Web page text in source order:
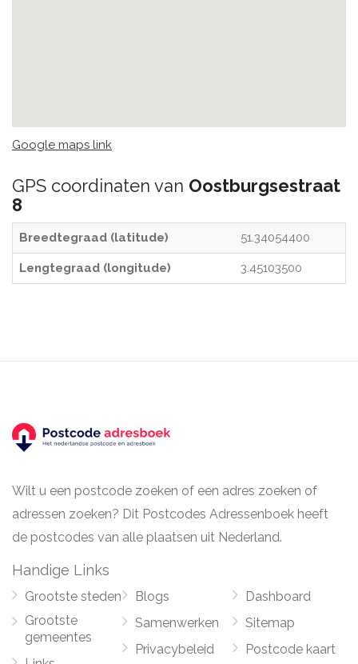
Google maps link
GPS coordinaten van Oostburgsestraat
8
Breedtegraad (latitude) 51.34054400
Lengtegraad (longitude) 3.45103500
Wilt u een postcode zoeken of een adres zoeken of
adressen zoeken? Dit Postcodes Adressenboek heeft
de postcodes van alle plaatsen uit Nederland.
Handige Links
Grootste steden
Grootste
gemeentes
Blogs
Samenwerken
Privacybeleid
Dashboard
Sitemap
Postcode kaart